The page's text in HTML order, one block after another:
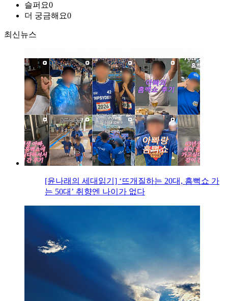
슬퍼요0
더 궁금해요0
최신뉴스
[윤나래의 세대읽기] ‘뜨개질하는 20대, 흠뻑쇼 가
는 50대’ 취향엔 나이가 없다